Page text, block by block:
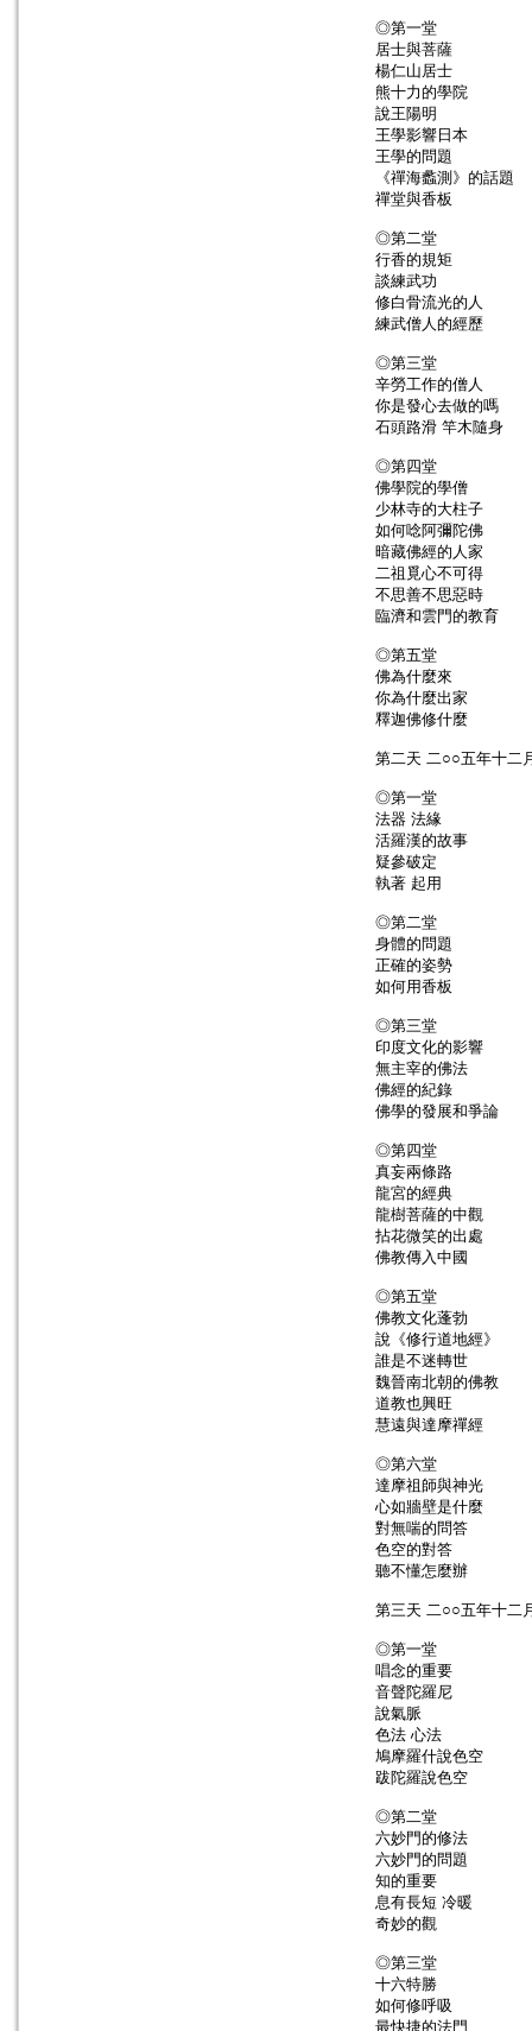
◎第一堂
居士與菩薩
楊仁山居士
熊十力的學院
說王陽明
王學影響日本
王學的問題
《禪海蠡測》的話題
禪堂與香板
◎第二堂
行香的規矩
談練武功
修白骨流光的人
練武僧人的經歷
◎第三堂
辛勞工作的僧人
你是發心去做的嗎
石頭路滑 竿木隨身
◎第四堂
佛學院的學僧
少林寺的大柱子
如何唸阿彌陀佛
暗藏佛經的人家
二祖覓心不可得
不思善不思惡時
臨濟和雲門的教育
◎第五堂
佛為什麼來
你為什麼出家
釋迦佛修什麼
第二天 二○○五年十二
◎第一堂
法器 法緣
活羅漢的故事
疑參破定
執著 起用
◎第二堂
身體的問題
正確的姿勢
如何用香板
◎第三堂
印度文化的影響
無主宰的佛法
佛經的紀錄
佛學的發展和爭論
◎第四堂
真妄兩條路
龍宮的經典
龍樹菩薩的中觀
拈花微笑的出處
佛教傳入中國
◎第五堂
佛教文化蓬勃
說《修行道地經》
誰是不迷轉世
魏晉南北朝的佛教
道教也興旺
慧遠與達摩禪經
◎第六堂
達摩祖師與神光
心如牆壁是什麼
對無喘的問答
色空的對答
聽不懂怎麼辦
第三天 二○○五年十二
◎第一堂
唱念的重要
音聲陀羅尼
說氣脈
色法 心法
鳩摩羅什說色空
跋陀羅說色空
◎第二堂
六妙門的修法
六妙門的問題
知的重要
息有長短 冷暖
奇妙的觀
◎第三堂
十六特勝
如何修呼吸
最快捷的法門